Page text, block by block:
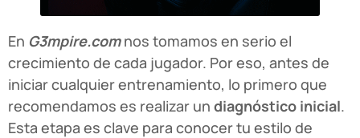
En G3mpire.comnos tomamos en serio el
crecimiento de cada jugador. Por eso, antes de
iniciar cualquier entrenamiento, lo primero que
recomendamos es realizar un diagnóstico inicial.
Esta etapa es clave para conocer tu estilo de